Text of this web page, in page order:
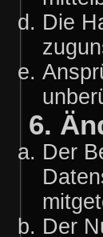
Die
6.
Der
Der